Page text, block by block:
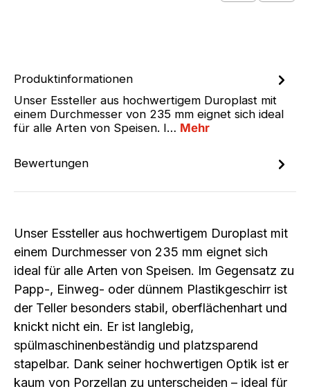
Produktinformationen
Unser Essteller aus hochwertigem Duroplast mit
einem Durchmesser von 235 mm eignet sich ideal
für alle Arten von Speisen. I… Mehr
Bewertungen
Unser Essteller aus hochwertigem Duroplast mit
einem Durchmesser von 235 mm eignet sich
ideal für alle Arten von Speisen. Im Gegensatz zu
Papp-, Einweg- oder dünnem Plastikgeschirr ist
der Teller besonders stabil, oberflächenhart und
knickt nicht ein. Er ist langlebig,
spülmaschinenbeständig und platzsparend
stapelbar. Dank seiner hochwertigen Optik ist er
kaum von Porzellan zu unterscheiden – ideal für